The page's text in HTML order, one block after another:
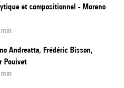
et compositionnel - Moreno
Andreatta, Frédéric Bisson,
Pouivet